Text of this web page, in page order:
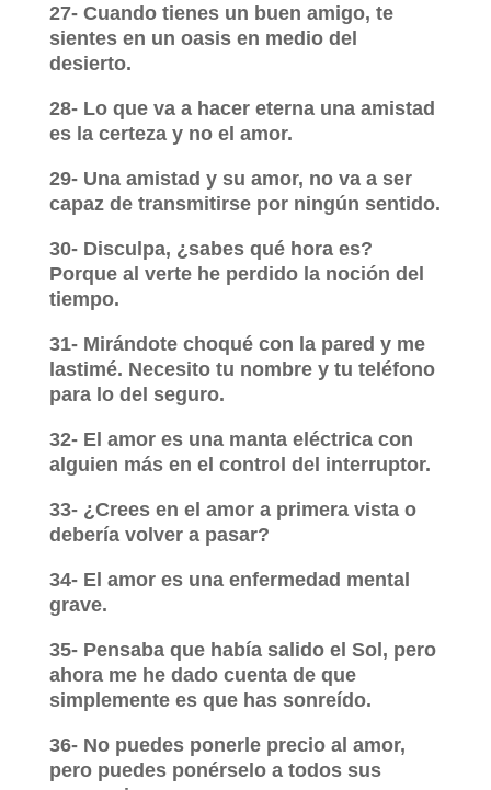
27- Cuando tienes un buen amigo, te
sientes en un oasis en medio del
desierto.
28- Lo que va a hacer eterna una amistad
es la certeza y no el amor.
29- Una amistad y su amor, no va a ser
capaz de transmitirse por ningún sentido.
30- Disculpa, ¿sabes qué hora es?
Porque al verte he perdido la noción del
tiempo.
31- Mirándote choqué con la pared y me
lastimé. Necesito tu nombre y tu teléfono
para lo del seguro.
32- El amor es una manta eléctrica con
alguien más en el control del interruptor.
33- ¿Crees en el amor a primera vista o
debería volver a pasar?
34- El amor es una enfermedad mental
grave.
35- Pensaba que había salido el Sol, pero
ahora me he dado cuenta de que
simplemente es que has sonreído.
36- No puedes ponerle precio al amor,
pero puedes ponérselo a todos sus